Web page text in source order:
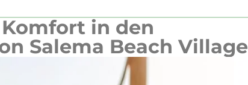
in den
Salema Beach Village